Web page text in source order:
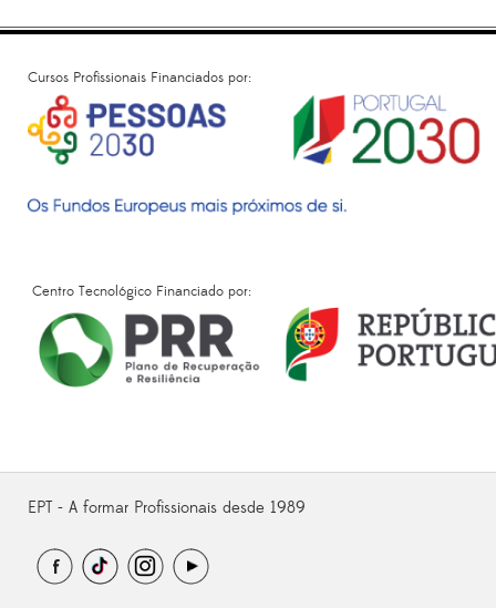
Cursos Profissionais Financiados por:
Centro Tecnológico Financiado por:
EPT - A formar Profissionais desde 1989